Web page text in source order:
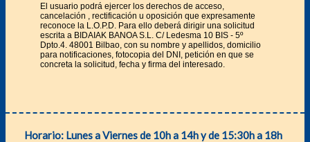
El usuario podrá ejercer los derechos de acceso,
cancelación , rectificación u oposición que expresamente
reconoce la L.O.P.D. Para ello deberá dirigir una solicitud
escrita a BIDAIAK BANOA S.L. C/ Ledesma 10 BIS - 5º
Dpto.4. 48001 Bilbao, con su nombre y apellidos, domicilio
para notificaciones, fotocopia del DNI, petición en que se
concreta la solicitud, fecha y firma del interesado.
Horario: Lunes a Viernes de 10h a 14h y de 15:30h a 18h